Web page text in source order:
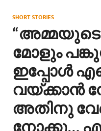
SHORT STORIES
മോളും
ഇപ്പോൾ
വയ്ക്കാൻ
അതിനു
നോക്കു…